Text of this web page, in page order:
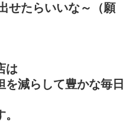
せたらいいな～（願
は
を減らして豊かな毎日